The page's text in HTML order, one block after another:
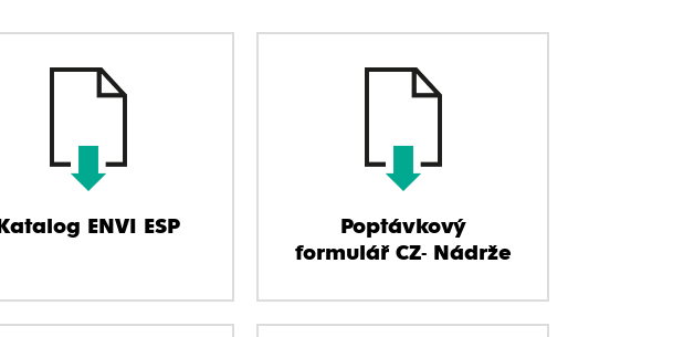
Katalog ENVI ESP
Poptávkový
formulář CZ- Nádrže